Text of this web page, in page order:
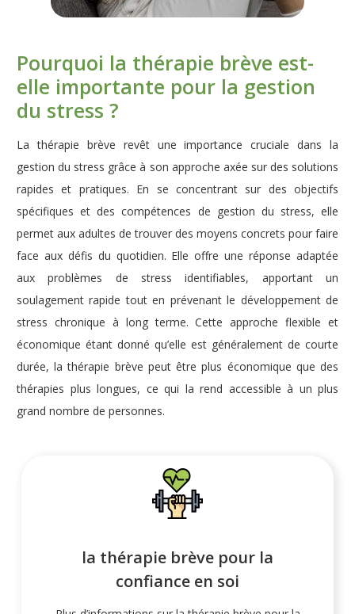
Pourquoi la thérapie brève est-
elle importante pour la gestion
du stress ?
La thérapie brève revêt une importance cruciale dans la
gestion du stress grâce à son approche axée sur des solutions
rapides et pratiques. En se concentrant sur des objectifs
spécifiques et des compétences de gestion du stress, elle
permet aux adultes de trouver des moyens concrets pour faire
face aux défis du quotidien. Elle offre une réponse adaptée
aux problèmes de stress identifiables, apportant un
soulagement rapide tout en prévenant le développement de
stress chronique à long terme. Cette approche flexible et
économique étant donné qu’elle est généralement de courte
durée, la thérapie brève peut être plus économique que des
thérapies plus longues, ce qui la rend accessible à un plus
grand nombre de personnes.
la thérapie brève pour la
confiance en soi